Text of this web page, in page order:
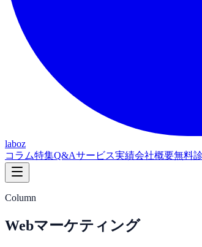
laboz
コラム特集Q&Aサービス実績会社概要無料
Column
Webマーケティング